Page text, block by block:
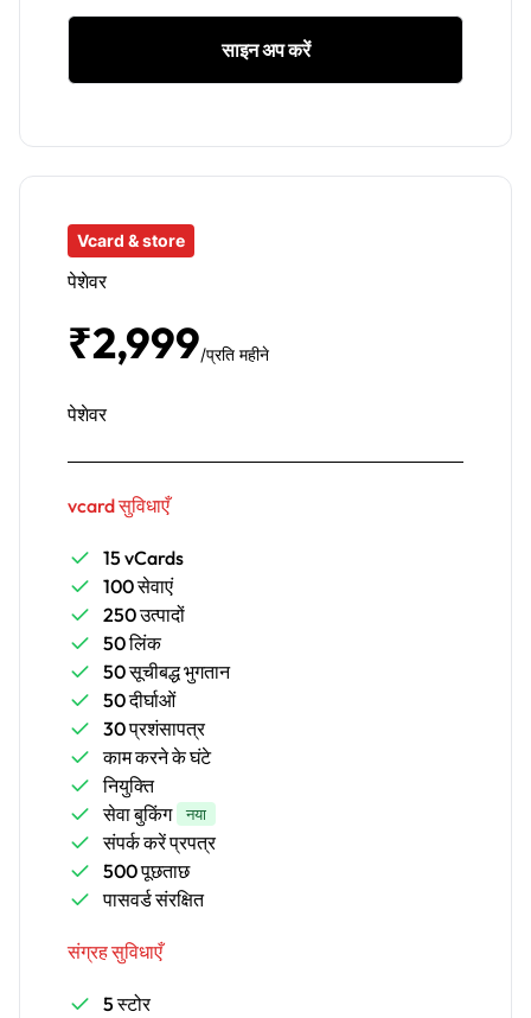
साइन अप करें
Vcard & store
पेशेवर
₹2,999/प्रति महीने
पेशेवर
vcard सुविधाएँ
15 vCards
100 सेवाएं
250 उत्पादों
50 लिंक
50 सूचीबद्ध भुगतान
50 दीर्घाओं
30 प्रशंसापत्र
काम करने के घंटे
नियुक्ति
सेवा बुकिंग
नया
संपर्क करें प्रपत्र
500 पूछताछ
पासवर्ड संरक्षित
संग्रह सुविधाएँ
5 स्टोर